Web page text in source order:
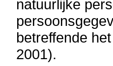
natuurlijke
betreffende
2001).